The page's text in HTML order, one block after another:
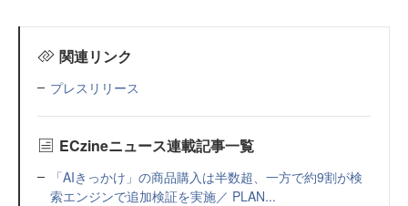
関連リンク
プレスリリース
ECzineニュース連載記事一覧
「AIきっかけ」の商品購入は半数超、一方で約9割が検
索エンジンで追加検証を実施／ PLAN...